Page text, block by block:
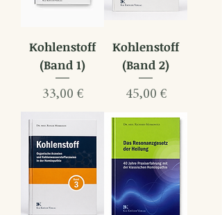
Kohlenstoff
(Band 1)
Preis
33,00 €
Kohlenstoff
(Band 2)
Preis
45,00 €